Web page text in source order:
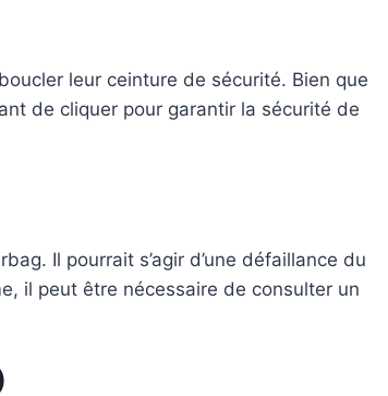
leur ceinture de sécurité. Bien que
de cliquer pour garantir la sécurité de
Il pourrait s’agir d’une défaillance du
il peut être nécessaire de consulter un